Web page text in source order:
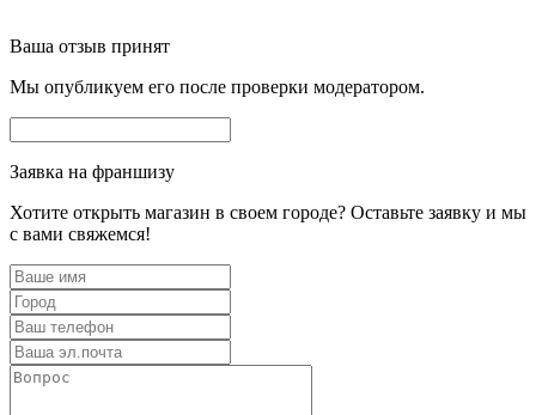
Ваша отзыв принят
Мы опубликуем его после проверки модератором.
Заявка на франшизу
Хотите открыть магазин в своем городе? Оставьте заявку и мы
с вами свяжемся!